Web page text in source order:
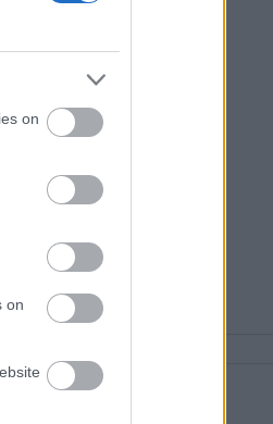
on
on
2026 február(6
2026 január(
2025 december
2025 november
2025 szeptember
2025 augusztus
2025 április
Tovább...
Keresés
Zöldítő